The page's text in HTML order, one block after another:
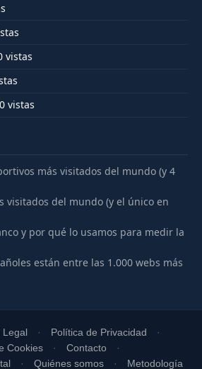
vistas
vistas
más visitados del mundo (y 4
visitados del mundo (y el único en
y por qué lo usamos para medir la
están entre las 1.000 webs más
Política de Privacidad
Cookies
Contacto
Quiénes somos Metodología